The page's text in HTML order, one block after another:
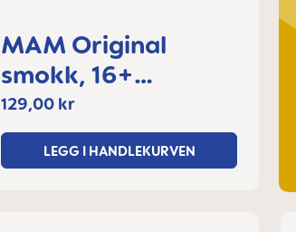
MAM Original
smokk, 16+
måneder
129,00 kr
LEGG I HANDLEKURVEN